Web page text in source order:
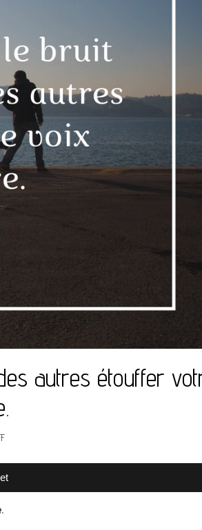
autres étouffer